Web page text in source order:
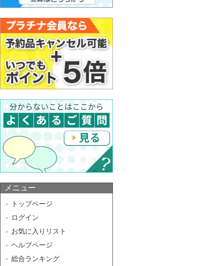
メニュー
トップページ
ログイン
お気に入りリスト
ヘルプページ
総合ランキング